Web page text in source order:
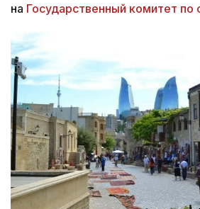
на Государственный комитет по